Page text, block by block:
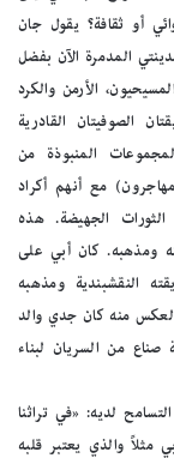
أو ثقافة؟ يقول جان
المدمرة الآن بفضل
الأرمن والكرد
الصوفيتان القادرية
المنبوذة من
مع أنهم أكراد
الجهيضة. هذه
ومذهبه. كان أبي على
النقشبندية ومذهبه
منه كان جدي والد
صناع من السريان لبناء
لديه: «في تراثنا
مثلاً والذي يعتبر قلبه